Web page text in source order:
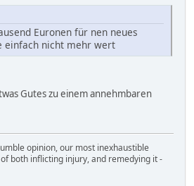
Euronen für nen neues
einfach nicht mehr wert
Gutes zu einem annehmbaren
opinion, our most inexhaustible
both inflicting injury, and remedying it -